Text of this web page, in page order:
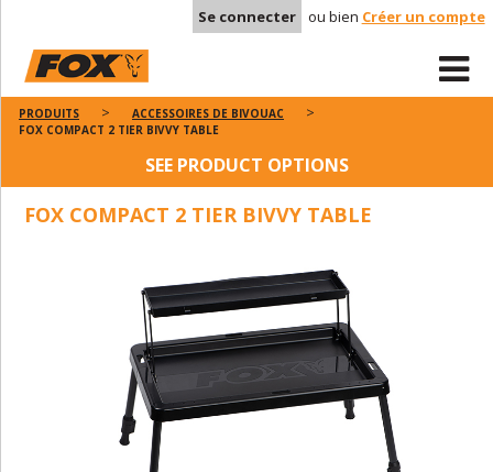
Se connecter ou bien Créer un compte
PRODUITS
ACCESSOIRES DE BIVOUAC
FOX COMPACT 2 TIER BIVVY TABLE
SEE PRODUCT OPTIONS
FOX COMPACT 2 TIER BIVVY TABLE